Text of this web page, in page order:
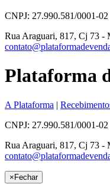
CNPJ: 27.990.581/0001-
Rua Araguari, 817, Cj 73 -
Plataforma
A Plataforma |
CNPJ: 27.990.581/0001-
Rua Araguari, 817, Cj 73 -
×Fechar